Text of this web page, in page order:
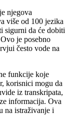
njegova
više od 100 jezika
sigurni da će dobiti
je posebno
često vode na
funkcije koje
korisnici mogu da
iz transkripata,
informacija. Ova
na istraživanje i